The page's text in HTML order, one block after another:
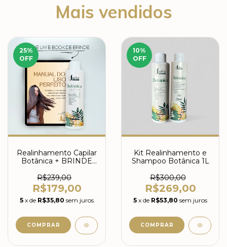
Mais vendidos
25%
OFF
Realinhamento Capilar
Botânica + BRINDE
PERFEITO
R$239,00
R$179,00
5 x de R$35,80 sem juros
10%
OFF
Kit Realinhamento e
Shampoo Botânica 1L
R$300,00
R$269,00
5 x de R$53,80 sem juros